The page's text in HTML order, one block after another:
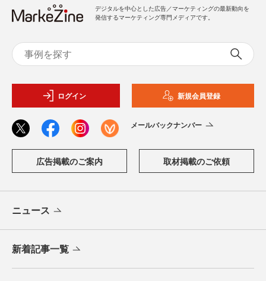
デジタルを中心とした広告／マーケティングの最新動向を
発信するマーケティング専門メディアです。
ログイン 新規会員登録
メールバックナンバー
広告掲載のご案内 取材掲載のご依頼
ニュース
新着記事一覧